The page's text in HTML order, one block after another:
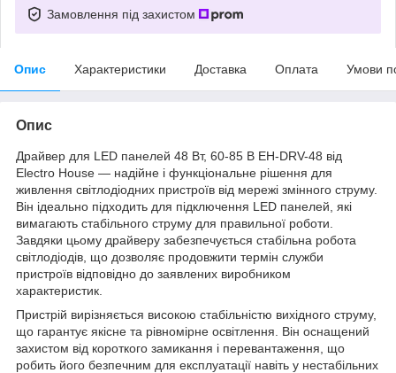
Замовлення під захистом
Опис Характеристики Доставка Оплата Умови
Опис
Драйвер для LED панелей 48 Вт, 60-85 В EH-DRV-48 від
Electro House — надійне і функціональне рішення для
живлення світлодіодних пристроїв від мережі змінного струму.
Він ідеально підходить для підключення LED панелей, які
вимагають стабільного струму для правильної роботи.
Завдяки цьому драйверу забезпечується стабільна робота
світлодіодів, що дозволяє продовжити термін служби
пристроїв відповідно до заявлених виробником
характеристик.
Пристрій вирізняється високою стабільністю вихідного струму,
що гарантує якісне та рівномірне освітлення. Він оснащений
захистом від короткого замикання і перевантаження, що
робить його безпечним для експлуатації навіть у нестабільних